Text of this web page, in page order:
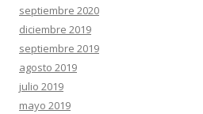
septiembre 2020
diciembre 2019
septiembre 2019
agosto 2019
julio 2019
mayo 2019